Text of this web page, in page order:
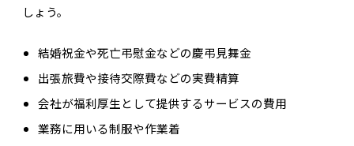
しょう。
結婚祝金や死亡弔慰金などの慶弔見舞金
出張旅費や接待交際費などの実費精算
会社が福利厚生として提供するサービスの費用
業務に用いる制服や作業着